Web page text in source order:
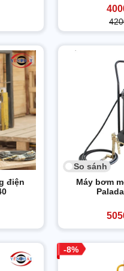
điện
So sánh
Máy bơm
8